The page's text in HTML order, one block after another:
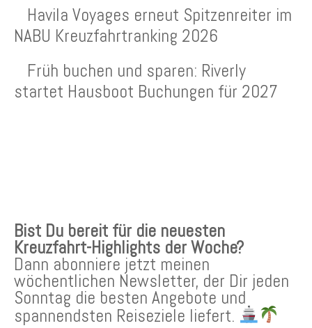
Havila Voyages erneut Spitzenreiter im
NABU Kreuzfahrtranking 2026
Früh buchen und sparen: Riverly
startet Hausboot Buchungen für 2027
Bist Du bereit für die neuesten
Kreuzfahrt-Highlights der Woche?
Dann abonniere jetzt meinen
wöchentlichen Newsletter, der Dir jeden
Sonntag die besten Angebote und
spannendsten Reiseziele liefert.